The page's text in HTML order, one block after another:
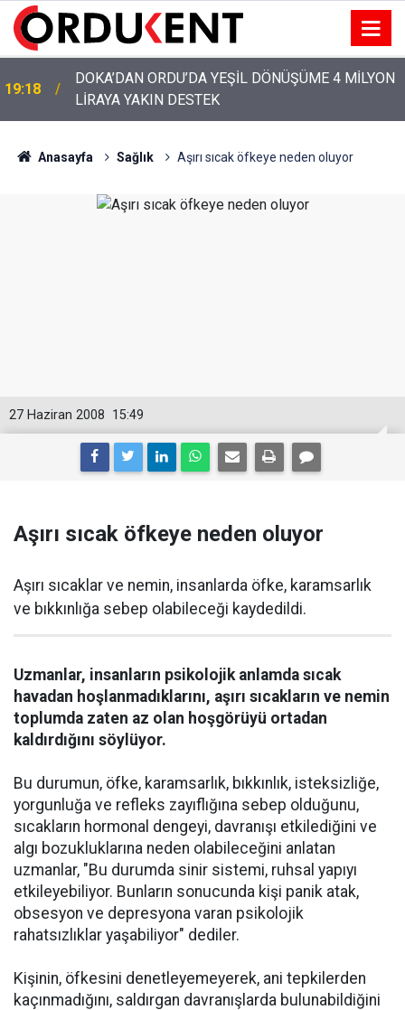
12:46
YENİ PARTİ’NİN ORDU’DAKİ 69 KİŞİLİK KURUCU
KADROSU AÇIKLANDI
Anasayfa Sağlık Aşırı sıcak öfkeye neden oluyor
15:49
27 Haziran 2008
Aşırı sıcak öfkeye neden oluyor
Aşırı sıcaklar ve nemin, insanlarda öfke, karamsarlık
ve bıkkınlığa sebep olabileceği kaydedildi.
Uzmanlar, insanların psikolojik anlamda sıcak
havadan hoşlanmadıklarını, aşırı sıcakların ve nemin
toplumda zaten az olan hoşgörüyü ortadan
kaldırdığını söylüyor.
Bu durumun, öfke, karamsarlık, bıkkınlık, isteksizliğe,
yorgunluğa ve refleks zayıflığına sebep olduğunu,
sıcakların hormonal dengeyi, davranışı etkilediğini ve
algı bozukluklarına neden olabileceğini anlatan
uzmanlar, "Bu durumda sinir sistemi, ruhsal yapıyı
etkileyebiliyor. Bunların sonucunda kişi panik atak,
obsesyon ve depresyona varan psikolojik
rahatsızlıklar yaşabiliyor" dediler.
Kişinin, öfkesini denetleyemeyerek, ani tepkilerden
kaçınmadığını, saldırgan davranışlarda bulunabildiğini